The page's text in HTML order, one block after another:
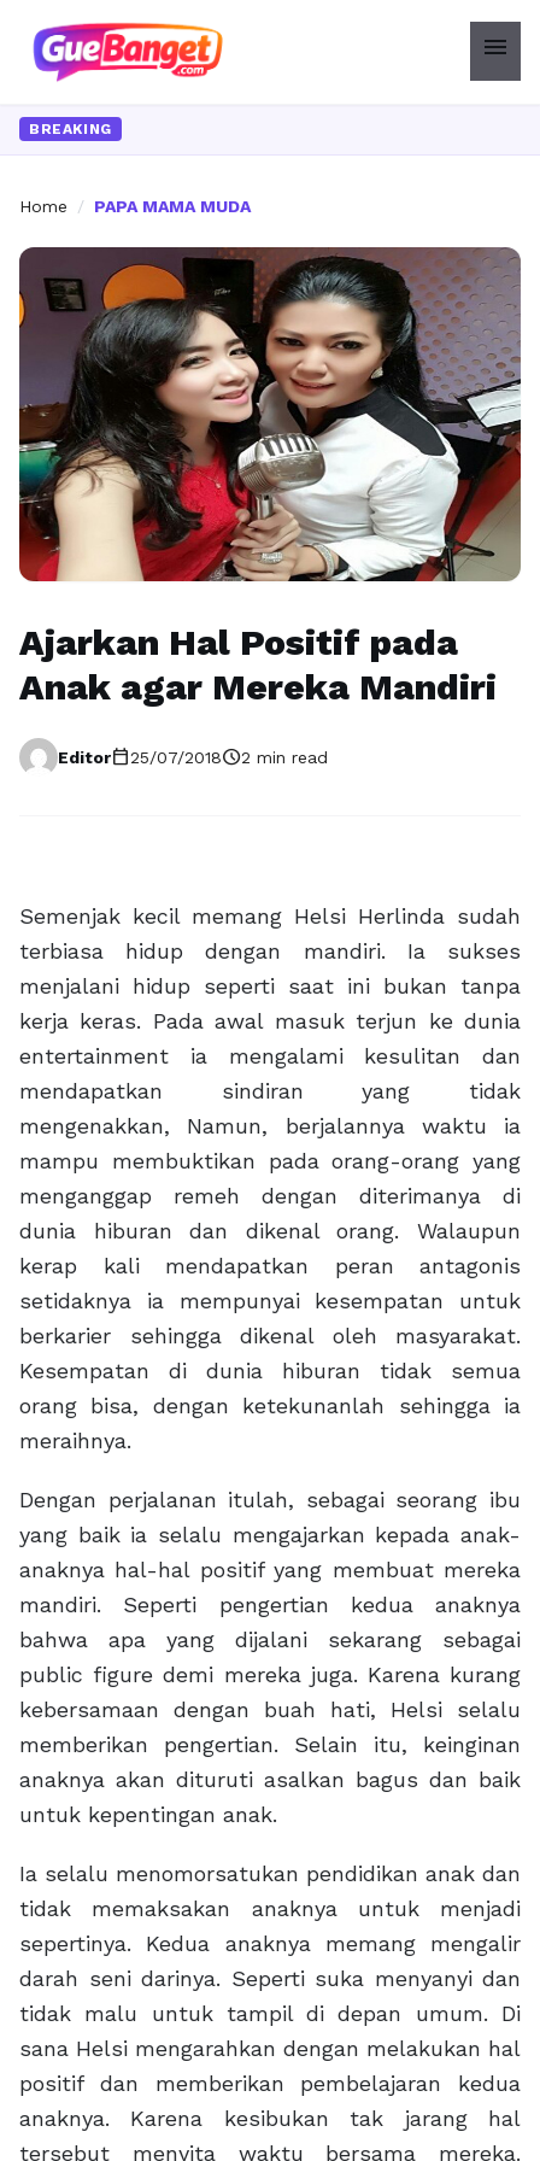
menu
BREAKING
Home / PAPA MAMA MUDA
Ajarkan Hal Positif pada
Anak agar Mereka Mandiri
Editorcalendar_today25/07/2018schedule2 min read
Semenjak kecil memang Helsi Herlinda sudah
terbiasa hidup dengan mandiri. Ia sukses
menjalani hidup seperti saat ini bukan tanpa
kerja keras. Pada awal masuk terjun ke dunia
entertainment ia mengalami kesulitan dan
mendapatkan sindiran yang tidak
mengenakkan, Namun, berjalannya waktu ia
mampu membuktikan pada orang-orang yang
menganggap remeh dengan diterimanya di
dunia hiburan dan dikenal orang. Walaupun
kerap kali mendapatkan peran antagonis
setidaknya ia mempunyai kesempatan untuk
berkarier sehingga dikenal oleh masyarakat.
Kesempatan di dunia hiburan tidak semua
orang bisa, dengan ketekunanlah sehingga ia
meraihnya.
Dengan perjalanan itulah, sebagai seorang ibu
yang baik ia selalu mengajarkan kepada anak-
anaknya hal-hal positif yang membuat mereka
mandiri. Seperti pengertian kedua anaknya
bahwa apa yang dijalani sekarang sebagai
public figure demi mereka juga. Karena kurang
kebersamaan dengan buah hati, Helsi selalu
memberikan pengertian. Selain itu, keinginan
anaknya akan dituruti asalkan bagus dan baik
untuk kepentingan anak.
Ia selalu menomorsatukan pendidikan anak dan
tidak memaksakan anaknya untuk menjadi
sepertinya. Kedua anaknya memang mengalir
darah seni darinya. Seperti suka menyanyi dan
tidak malu untuk tampil di depan umum. Di
sana Helsi mengarahkan dengan melakukan hal
positif dan memberikan pembelajaran kedua
anaknya. Karena kesibukan tak jarang hal
tersebut menyita waktu bersama mereka.